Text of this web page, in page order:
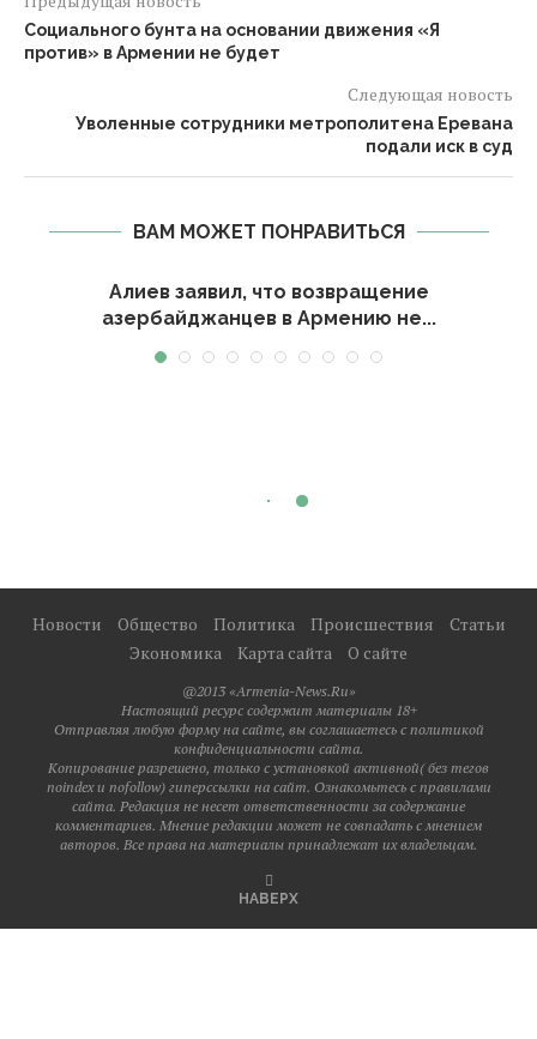
Социального бунта на основании движения «Я
против» в Армении не будет
Следующая новость
Уволенные сотрудники метрополитена Еревана
подали иск в суд
ВАМ МОЖЕТ ПОНРАВИТЬСЯ
Алиев заявил, что возвращение
азербайджанцев в Армению не...
Новости Общество Политика Происшествия
Статьи
Экономика
Карта сайта О сайте
@2013 «Armenia-News.Ru»
Настоящий ресурс содержит материалы 18+
Отправляя любую форму на сайте, вы соглашаетесь с политикой
конфиденциальности сайта.
Копирование разрешено, только с установкой активной( без тегов
noindex и nofollow) гиперссылки на сайт. Ознакомьтесь с правилами
сайта. Редакция не несет ответственности за содержание
комментариев. Мнение редакции может не совпадать с мнением
авторов. Все права на материалы принадлежат их владельцам.
НАВЕРХ